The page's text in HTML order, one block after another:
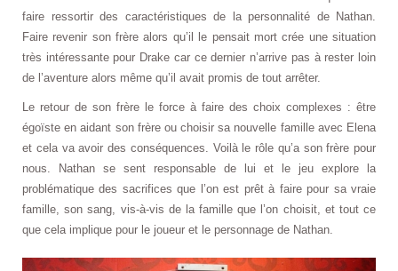
faire ressortir des caractéristiques de la personnalité de Nathan.
Faire revenir son frère alors qu’il le pensait mort crée une situation
très intéressante pour Drake car ce dernier n’arrive pas à rester loin
de l’aventure alors même qu’il avait promis de tout arrêter.
Le retour de son frère le force à faire des choix complexes : être
égoïste en aidant son frère ou choisir sa nouvelle famille avec Elena
et cela va avoir des conséquences. Voilà le rôle qu’a son frère pour
nous. Nathan se sent responsable de lui et le jeu explore la
problématique des sacrifices que l’on est prêt à faire pour sa vraie
famille, son sang, vis-à-vis de la famille que l’on choisit, et tout ce
que cela implique pour le joueur et le personnage de Nathan.